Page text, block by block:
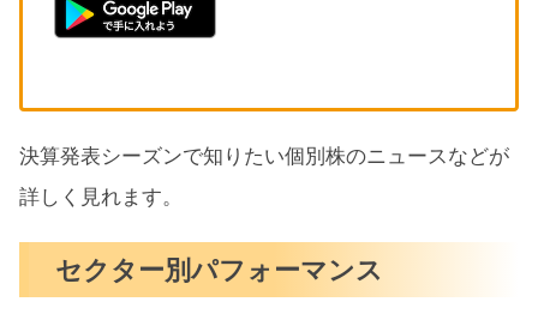
決算発表シーズンで知りたい個別株のニュースなどが
詳しく見れます。
セクター別パフォーマンス